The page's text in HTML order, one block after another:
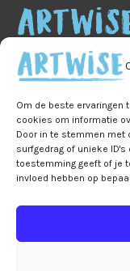
Om de beste ervaringen
cookies om informatie
Door in te stemmen met
surfgedrag of unieke
toestemming geeft of je
invloed hebben op
Home